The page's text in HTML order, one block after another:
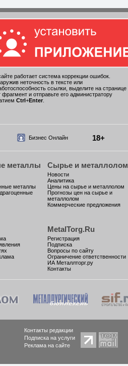
работает система коррекции ошибок.
неточность в тексте или
ссылки, выделите на странице
фрагмент и отправьте его администратору
Ctrl+Enter.
Бизнес Онлайн 18+
металлы
металлы
Сырье и металлолом
Новости
Аналитика
Цены на сырье и металлолом
Прогнозы цен на сырье и
металлолом
Коммерческие предложения
MetalTorg.Ru
Регистрация
Подписка
Вопросы по сайту
Ограничение ответственности
ИА Металлторг.ру
Контакты
Контакты редакции
Подписка на услуги
Реклама на сайте